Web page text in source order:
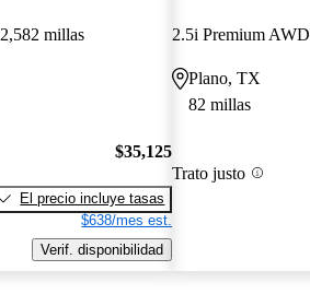
2,582 millas
$35,125
El precio incluye tasas
$638/mes est.
Verif. disponibilidad
2.5i Premium AWD
Plano, TX
82 millas
Trato justo